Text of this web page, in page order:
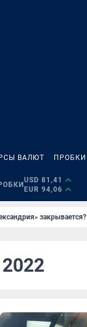
ВАЛЮТ ПРОБКИ
USD 81,41
EUR 94,06
закрывается?